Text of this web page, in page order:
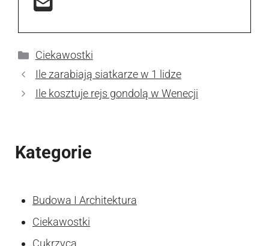
Kategorie
Ciekawostki
Ile zarabiają siatkarze w 1 lidze
Ile kosztuje rejs gondolą w Wenecji
Kategorie
Budowa I Architektura
Ciekawostki